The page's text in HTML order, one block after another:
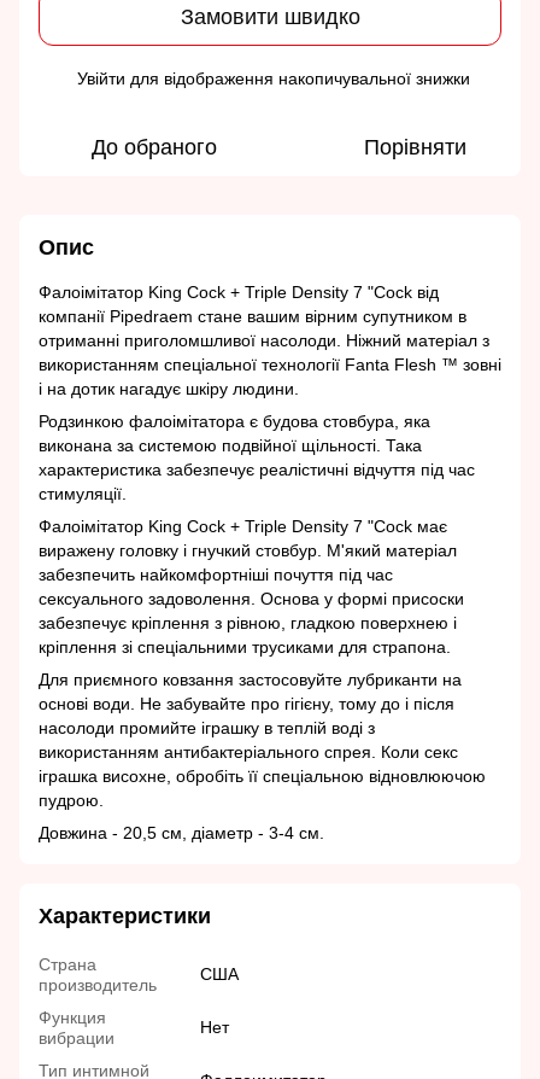
Замовити швидко
Увійти для відображення накопичувальної знижки
До обраного Порівняти
Опис
Фалоімітатор King Cock + Triple Density 7 "Cock від
компанії Pipedraem стане вашим вірним супутником в
отриманні приголомшливої насолоди. Ніжний матеріал з
використанням спеціальної технології Fanta Flesh ™ зовні
і на дотик нагадує шкіру людини.
Родзинкою фалоімітатора є будова стовбура, яка
виконана за системою подвійної щільності. Така
характеристика забезпечує реалістичні відчуття під час
стимуляції.
Фалоімітатор King Cock + Triple Density 7 "Cock має
виражену головку і гнучкий стовбур. М'який матеріал
забезпечить найкомфортніші почуття під час
сексуального задоволення. Основа у формі присоски
забезпечує кріплення з рівною, гладкою поверхнею і
кріплення зі спеціальними трусиками для страпона.
Для приємного ковзання застосовуйте лубриканти на
основі води. Не забувайте про гігієну, тому до і після
насолоди промийте іграшку в теплій воді з
використанням антибактеріального спрея. Коли секс
іграшка висохне, обробіть її спеціальною відновлюючою
пудрою.
Довжина - 20,5 см, діаметр - 3-4 см.
Характеристики
Страна
производитель
США
Функция
вибрации
Нет
Тип интимной